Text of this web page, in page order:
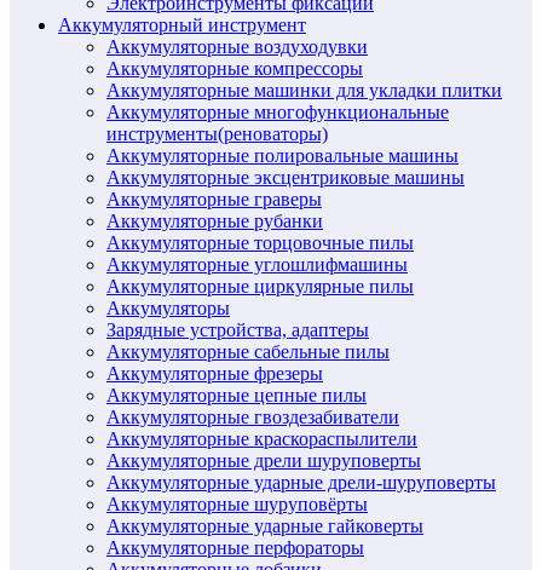
Аккумуляторный инструмент
Аккумуляторные воздуходувки
Аккумуляторные компрессоры
Аккумуляторные машинки для укладки плитки
Аккумуляторные многофункциональные
инструменты(реноваторы)
Аккумуляторные полировальные машины
Аккумуляторные эксцентриковые машины
Аккумуляторные граверы
Аккумуляторные рубанки
Аккумуляторные торцовочные пилы
Аккумуляторные углошлифмашины
Аккумуляторные циркулярные пилы
Аккумуляторы
Зарядные устройства, адаптеры
Аккумуляторные сабельные пилы
Аккумуляторные фрезеры
Аккумуляторные цепные пилы
Аккумуляторные гвоздезабиватели
Аккумуляторные краскораспылители
Аккумуляторные дрели шуруповерты
Аккумуляторные ударные дрели-шуруповерты
Аккумуляторные шуруповёрты
Аккумуляторные ударные гайковерты
Аккумуляторные перфораторы